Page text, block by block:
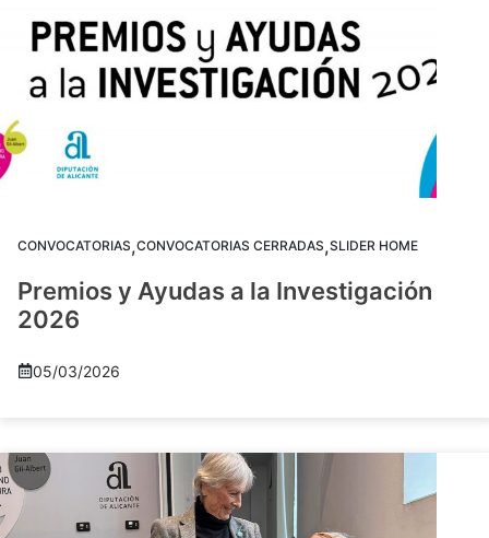
CONVOCATORIAS,CONVOCATORIAS CERRADAS,SLIDER HOME
Premios y Ayudas a la Investigación
2026
05/03/2026